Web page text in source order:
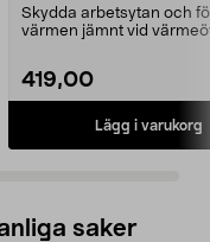
värmeöverföring (30
cm)
Skydda arbetsytan och
värmen jämnt vid
419,00
Lägg i varukorg
saker